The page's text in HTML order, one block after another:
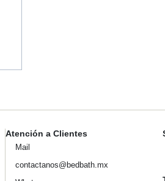
Atención a Clientes
Mail
contactanos@bedbath.mx